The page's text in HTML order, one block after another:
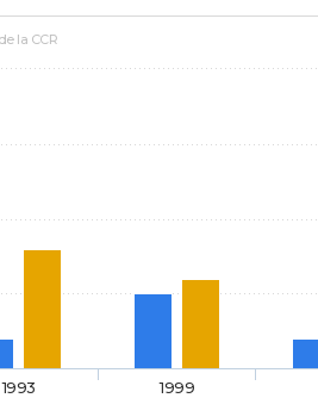
la CCR
1993 1999